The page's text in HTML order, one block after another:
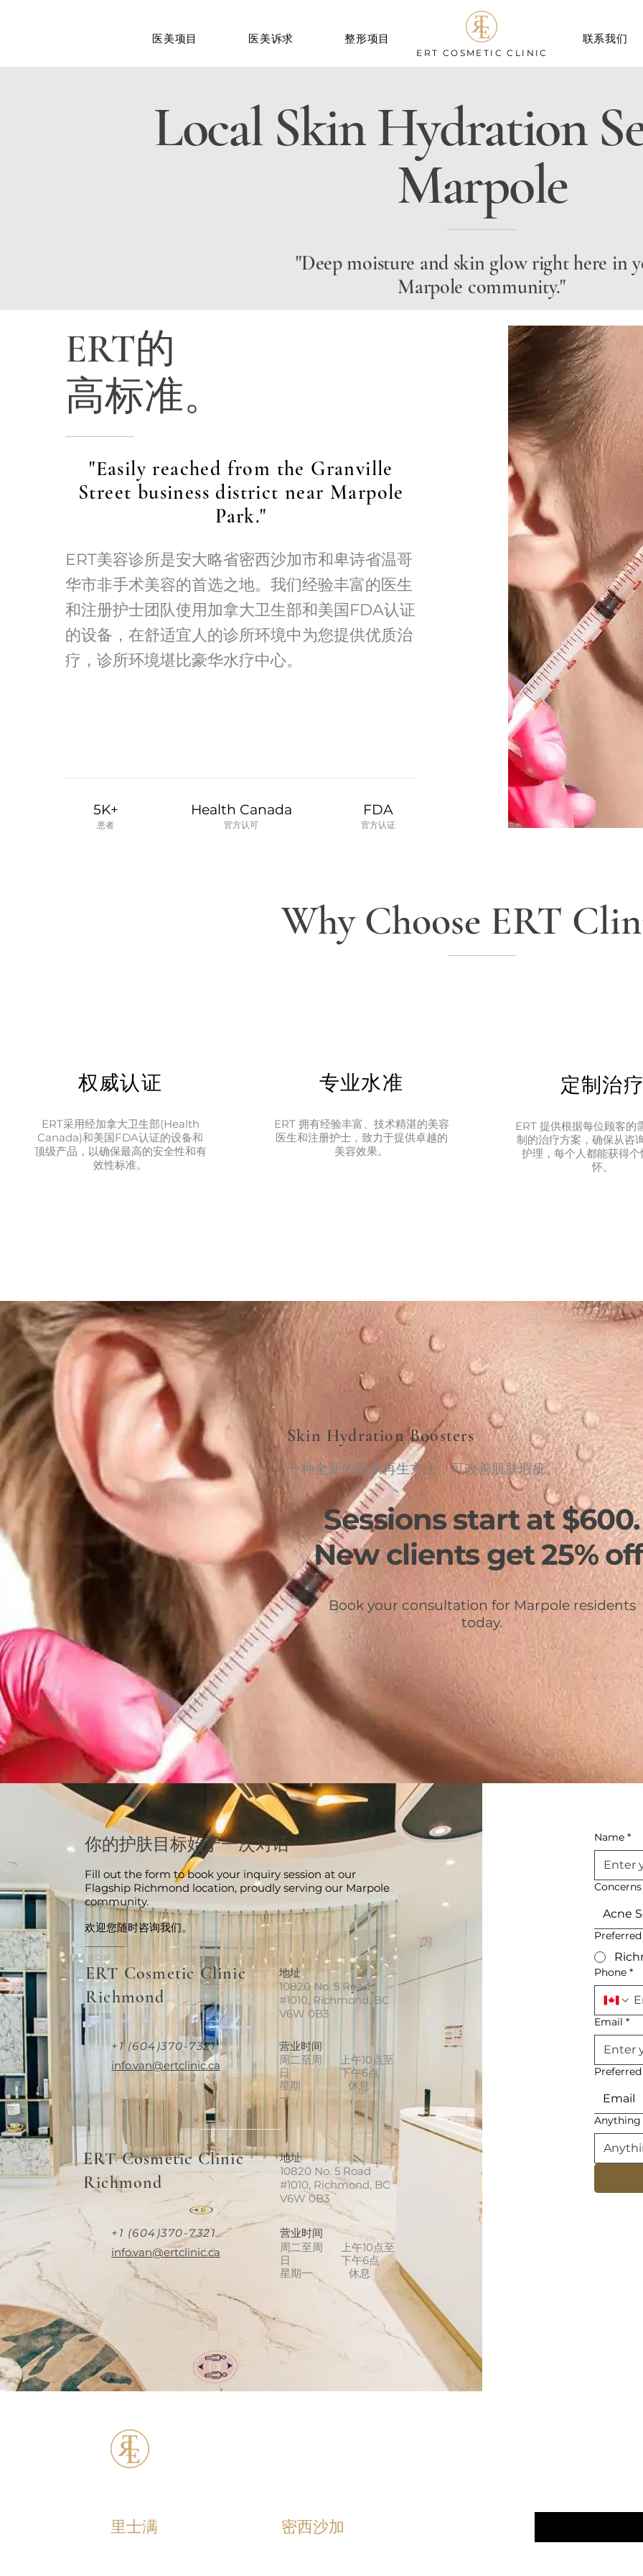
医美项目 医美诉求 整形项目
ERT COSMETIC CLINIC
联系我们
Local Skin Hydration
Marpole
"Deep moisture and skin glow right here in
Marpole community."
ERT的
高标准。
"Easily reached from the Granville
Street business district near Marpole
Park."
ERT美容诊所是安大略省密西沙加市和卑诗省温哥
华市非手术美容的首选之地。我们经验丰富的医生
和注册护士团队使用加拿大卫生部和美国FDA认证
的设备，在舒适宜人的诊所环境中为您提供优质治
疗，诊所环境堪比豪华水疗中心。
5K+
患者
Health Canada
官方认可
FDA
​官方认证
Why Choose ERT
权威认证
ERT采用经加拿大卫生部(Health
Canada)和美国FDA认证的设备和
顶级产品，以确保最高的安全性和有
效性标准。
专业水准
ERT 拥有经验丰富、技术精湛的美容
医生和注册护士，致力于提供卓越的
美容效果。
定制治
ERT 提供根据每位顾客的
制的治疗方案，确保从咨
护理，每个人都能获得
怀。
Skin Hydration Boosters
一种全新的肌肤再生方法，可改善肌肤瑕疵。
Sessions start at $600.
New clients get 25%
Book your consultation for Marpole residents
today.
你的护肤目标始于一次对话
Fill out the form to book your inquiry session at our
Flagship Richmond location, proudly serving our Marpole
community.
欢迎您随时咨询我们。
ERT Cosmetic Clinic
Richmond
地址
10820 No. 5 Road
#1010, Richmond, BC
V6W 0B3
+1 (604)370-7321
info.van@ertclinic.ca
营业时间
周二至周
日
星期
一
上午10点至
下午6点
休息
ERT Cosmetic Clinic
Richmond
地址
10820 No. 5 Road
#1010, Richmond, BC
V6W 0B3
+1 (604)370-7321
info.van@ertclinic.ca
营业时间
周二至周
日
星期一
上午10点至
下午6点
休息
Name *
Concerns
Acne
Phone *
Email *
Email
Anything
里士满 密西沙加